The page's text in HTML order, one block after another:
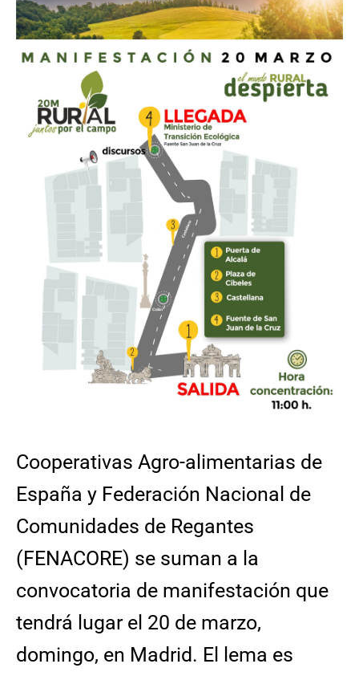
Cooperativas Agro-alimentarias de
España y Federación Nacional de
Comunidades de Regantes
(FENACORE) se suman a la
convocatoria de manifestación que
tendrá lugar el 20 de marzo,
domingo, en Madrid. El lema es